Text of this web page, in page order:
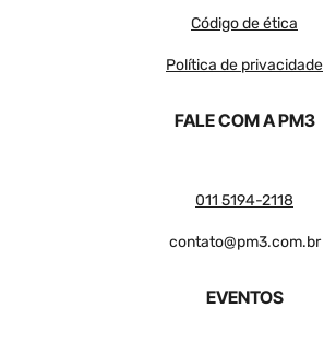
Código de ética
Política de privacidade
FALE COM A PM3
011 5194-2118
contato@pm3.com.br
EVENTOS